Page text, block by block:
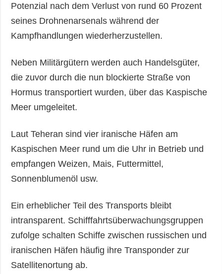
Potenzial nach dem Verlust von rund 60 Prozent
seines Drohnenarsenals während der
Kampfhandlungen wiederherzustellen.
Neben Militärgütern werden auch Handelsgüter,
die zuvor durch die nun blockierte Straße von
Hormus transportiert wurden, über das Kaspische
Meer umgeleitet.
Laut Teheran sind vier iranische Häfen am
Kaspischen Meer rund um die Uhr in Betrieb und
empfangen Weizen, Mais, Futtermittel,
Sonnenblumenöl usw.
Ein erheblicher Teil des Transports bleibt
intransparent. Schifffahrtsüberwachungsgruppen
zufolge schalten Schiffe zwischen russischen und
iranischen Häfen häufig ihre Transponder zur
Satellitenortung ab.